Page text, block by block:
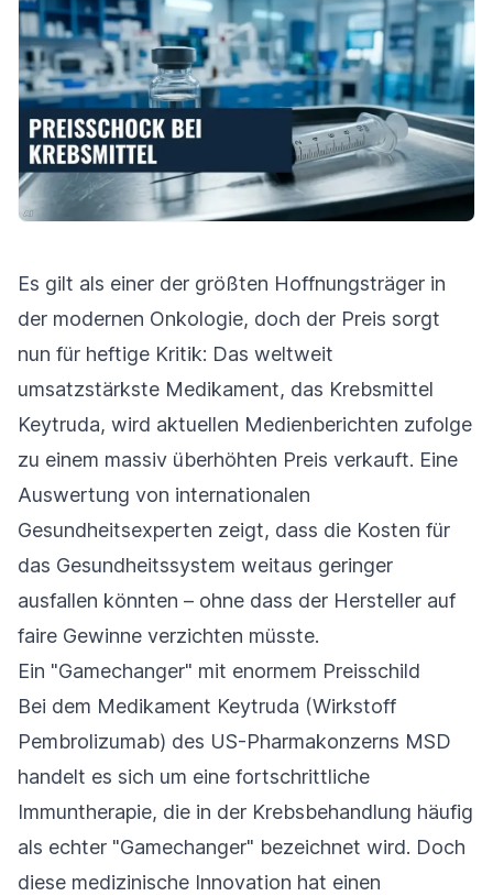
Es gilt als einer der größten Hoffnungsträger in
der modernen Onkologie, doch der Preis sorgt
nun für heftige Kritik: Das weltweit
umsatzstärkste Medikament, das Krebsmittel
Keytruda, wird aktuellen Medienberichten zufolge
zu einem massiv überhöhten Preis verkauft. Eine
Auswertung von internationalen
Gesundheitsexperten zeigt, dass die Kosten für
das Gesundheitssystem weitaus geringer
ausfallen könnten – ohne dass der Hersteller auf
faire Gewinne verzichten müsste.
Ein "Gamechanger" mit enormem Preisschild
Bei dem Medikament Keytruda (Wirkstoff
Pembrolizumab) des US-Pharmakonzerns MSD
handelt es sich um eine fortschrittliche
Immuntherapie, die in der Krebsbehandlung häufig
als echter "Gamechanger" bezeichnet wird. Doch
diese medizinische Innovation hat einen